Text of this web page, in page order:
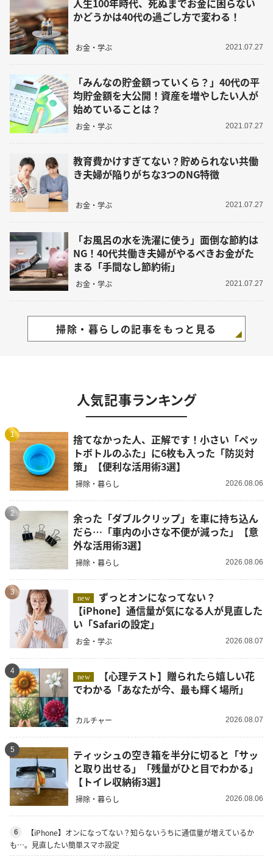
かどうかは40代の過ごし方で変わる！
お金・学ぶ 2021.07.27
「みんなの貯金額っていくら？」40代の平
均貯金額を大公開！資産を増やしたい人が
始めていることは？
お金・学ぶ 2021.07.27
教育費かけすぎてない？貯められない共働
き夫婦が陥りがちな3つのNG特徴
お金・学ぶ 2021.07.27
「お風呂の水を洗濯に使う」面倒な節約は
NG！40代共働き夫婦がやるべきお金がた
まる「手間なし節約術」
お金・学ぶ 2021.07.27
掃除・暮らしの記事をもっと見る
人気記事ランキング
1
捨てなかった人、正解です！小さい「ペッ
トボトルのふた」に6枚も入った「防災対
策」【便利な活用術3選】
掃除・暮らし 2026.08.06
2
余った「ダブルクリップ」を車に持ち込ん
だら…「車内の小さな不便が減った」【意
外な活用術3選】
掃除・暮らし 2026.08.06
3
new
【iPhone】通信量が気になる人が見直した
い「Safariの設定」
お金・学ぶ 2026.08.07
4
new
でわかる「あなたが今、最も輝く場所」
カルチャー 2026.08.07
5
ティッシュの空き箱を半分に切ると「サッ
と取り出せる」「残量がひと目でわかる」
【トイレ収納術3選】
掃除・暮らし 2026.08.06
6
【iPhone】オンになってない？知らないうちに通信量が増えているか
も…。見直したい簡単スマホ設定